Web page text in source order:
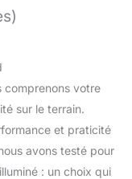
comprenons votre
sur le terrain.
et praticité
avons testé pour
: un choix qui